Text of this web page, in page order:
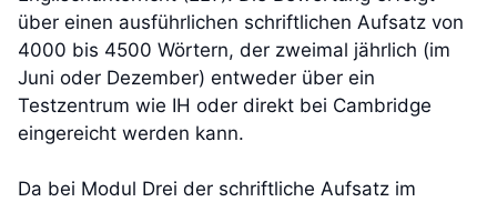
über einen ausführlichen schriftlichen Aufsatz von
4000 bis 4500 Wörtern, der zweimal jährlich (im
Juni oder Dezember) entweder über ein
Testzentrum wie IH oder direkt bei Cambridge
eingereicht werden kann.
Da bei Modul Drei der schriftliche Aufsatz im